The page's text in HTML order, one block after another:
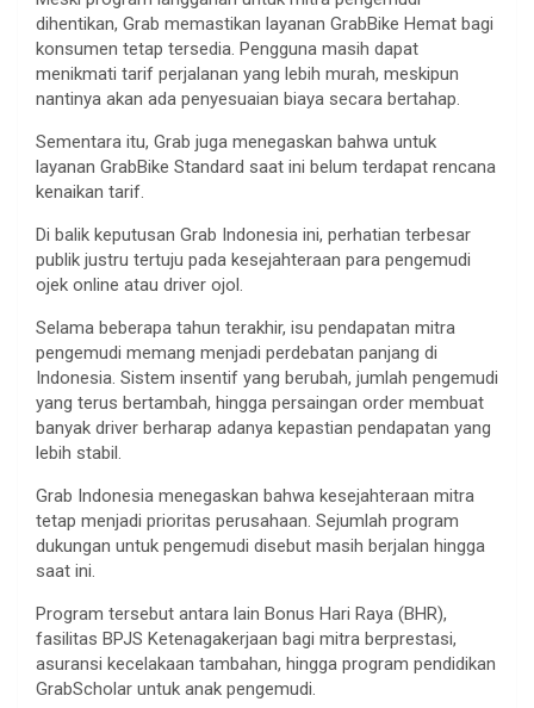
dihentikan, Grab memastikan layanan GrabBike Hemat bagi
konsumen tetap tersedia. Pengguna masih dapat
menikmati tarif perjalanan yang lebih murah, meskipun
nantinya akan ada penyesuaian biaya secara bertahap.
Sementara itu, Grab juga menegaskan bahwa untuk
layanan GrabBike Standard saat ini belum terdapat rencana
kenaikan tarif.
Di balik keputusan Grab Indonesia ini, perhatian terbesar
publik justru tertuju pada kesejahteraan para pengemudi
ojek online atau driver ojol.
Selama beberapa tahun terakhir, isu pendapatan mitra
pengemudi memang menjadi perdebatan panjang di
Indonesia. Sistem insentif yang berubah, jumlah pengemudi
yang terus bertambah, hingga persaingan order membuat
banyak driver berharap adanya kepastian pendapatan yang
lebih stabil.
Grab Indonesia menegaskan bahwa kesejahteraan mitra
tetap menjadi prioritas perusahaan. Sejumlah program
dukungan untuk pengemudi disebut masih berjalan hingga
saat ini.
Program tersebut antara lain Bonus Hari Raya (BHR),
fasilitas BPJS Ketenagakerjaan bagi mitra berprestasi,
asuransi kecelakaan tambahan, hingga program pendidikan
GrabScholar untuk anak pengemudi.